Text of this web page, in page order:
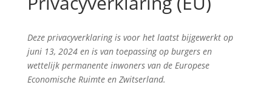
Deze privacyverklaring is voor het laatst bijgewerkt op
juni 13, 2024 en is van toepassing op burgers en
wettelijk permanente inwoners van de Europese
Economische Ruimte en Zwitserland.